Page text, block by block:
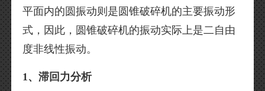
平面内的圆振动则是圆锥破碎机的主要振动形
式，因此，圆锥破碎机的振动实际上是二自由
度非线性振动。
1、滞回力分析